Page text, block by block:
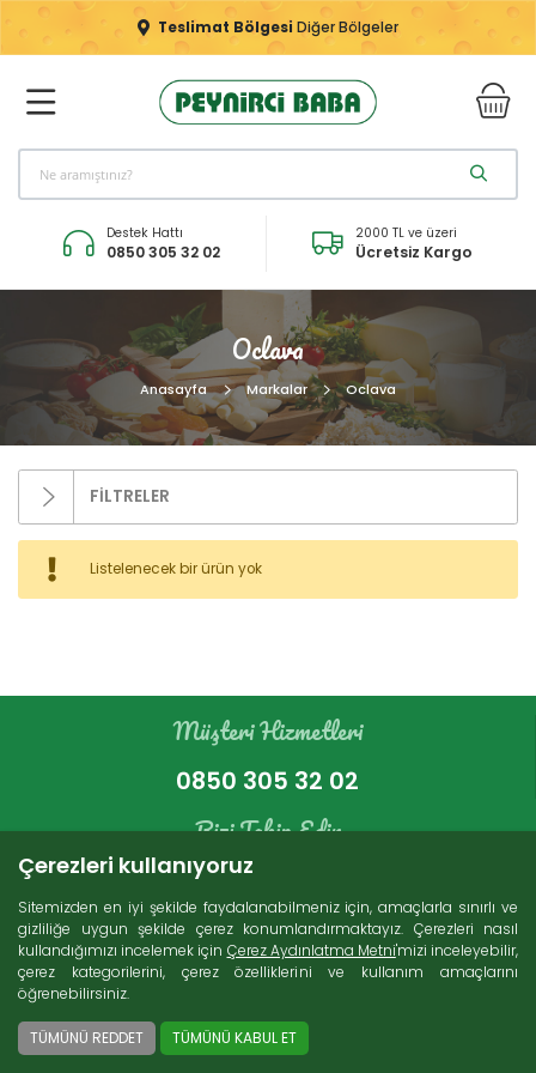
Teslimat Bölgesi Diğer Bölgeler
Destek Hattı
0850 305 32 02
2000 TL ve üzeri
Ücretsiz Kargo
Oclava
Anasayfa Markalar Oclava
FİLTRELER
Kategoriler
Süt Ürünleri (271)
Tatlı Lezzetler (230)
Konserveler (86)
Arama
Listelenecek bir ürün yok
Müşteri Hizmetleri
0850 305 32 02
Bizi Takip Edin
2000 TL ve üzeri alışverişlerde Türkiye'nin her
yerine ücretsiz kargo imkanı
Çerezleri kullanıyoruz
Sitemizden en iyi şekilde faydalanabilmeniz için, amaçlarla sınırlı ve
gizliliğe uygun şekilde çerez konumlandırmaktayız. Çerezleri nasıl
kullandığımızı incelemek için Çerez Aydınlatma Metni'mizi inceleyebilir,
çerez kategorilerini, çerez özelliklerini ve kullanım amaçlarını
öğrenebilirsiniz.
TÜMÜNÜ REDDET TÜMÜNÜ KABUL ET